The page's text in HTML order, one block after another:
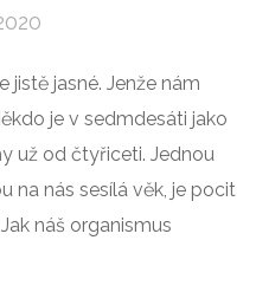
jistě jasné. Jenže nám
je v sedmdesáti jako
už od čtyřiceti. Jednou
na nás sesílá věk, je pocit
náš organismus